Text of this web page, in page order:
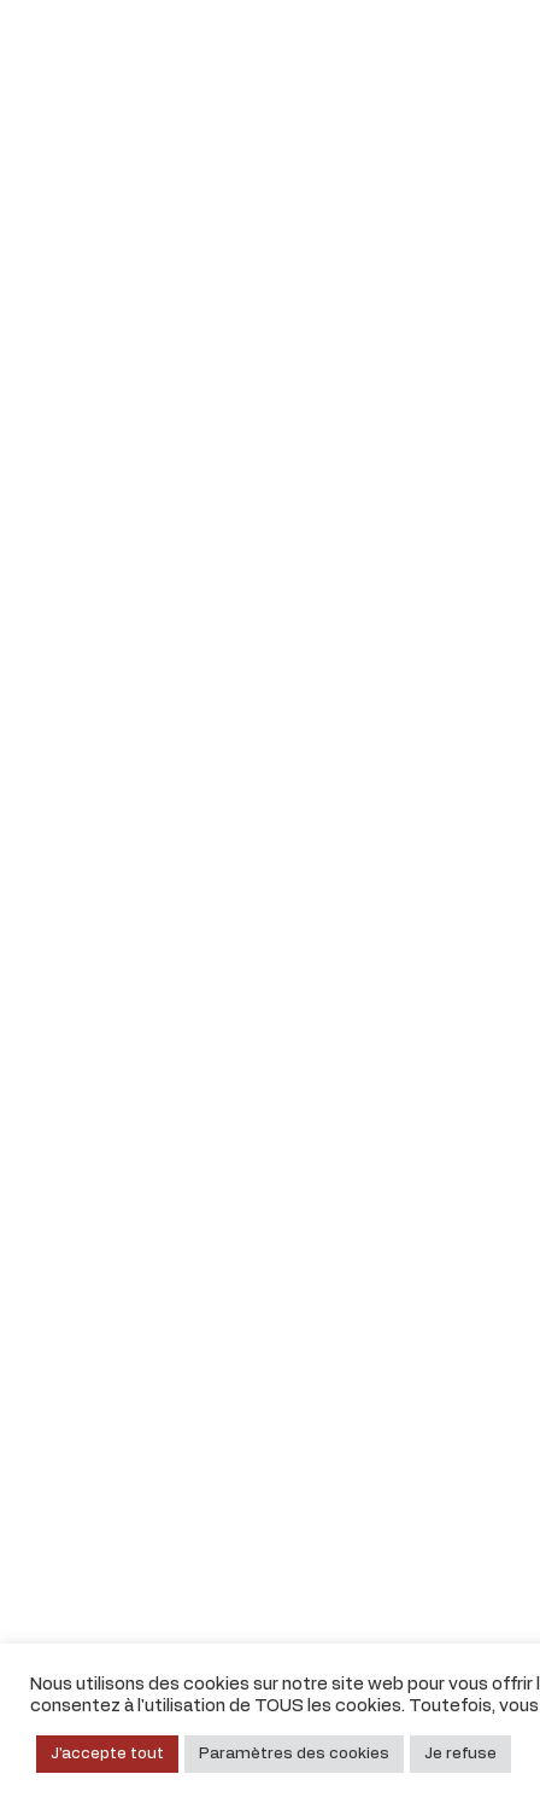
Nous utilisons des cookies sur notre site web pour vous
consentez à l'utilisation de TOUS les cookies. Toutefois,
J'accepte tout Paramètres des cookies Je refuse